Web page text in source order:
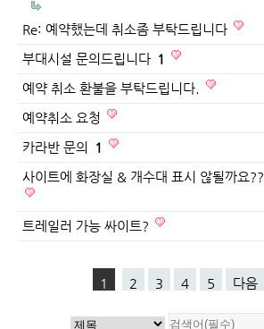
Re: 예약했는데 취소좀 부탁드립니다
부대시설 문의드립니다 1
예약 취소 환불을 부탁드립니다.
예약취소 요청
카라반 문의
1
사이트에 화장실 & 개수대 표시 않될까요??
트레일러 가능 싸이트?
1 2 3 4 5 다음